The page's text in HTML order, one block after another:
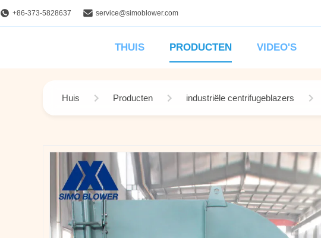
+86-373-5828637 service@simoblower.com
THUIS PRODUCTEN VIDEO'S
Huis Producten industriële centrifugeblazers